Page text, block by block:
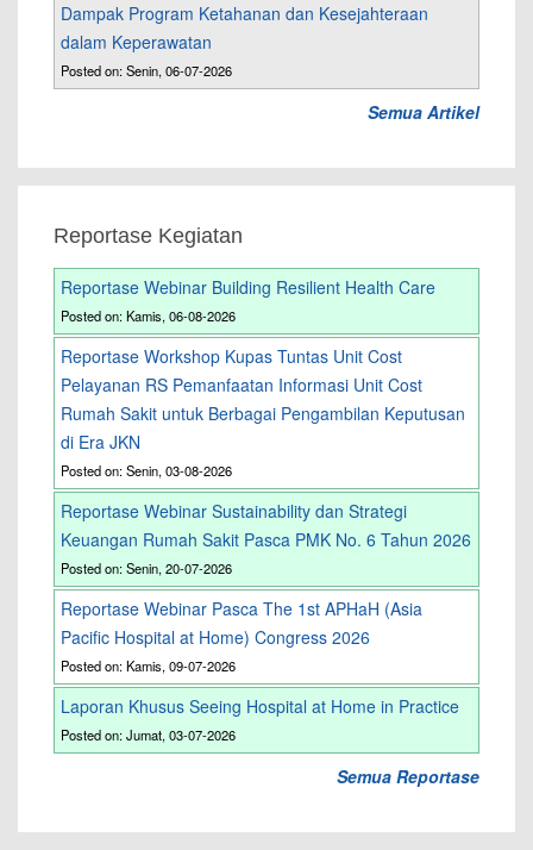
Dampak Program Ketahanan dan Kesejahteraan
dalam Keperawatan
Posted on: Senin, 06-07-2026
Semua Artikel
Reportase Kegiatan
Reportase Webinar Building Resilient Health Care
Posted on: Kamis, 06-08-2026
Reportase Workshop Kupas Tuntas Unit Cost
Pelayanan RS Pemanfaatan Informasi Unit Cost
Rumah Sakit untuk Berbagai Pengambilan Keputusan
di Era JKN
Posted on: Senin, 03-08-2026
Reportase Webinar Sustainability dan Strategi
Keuangan Rumah Sakit Pasca PMK No. 6 Tahun 2026
Posted on: Senin, 20-07-2026
Reportase Webinar Pasca The 1st APHaH (Asia
Pacific Hospital at Home) Congress 2026
Posted on: Kamis, 09-07-2026
Laporan Khusus Seeing Hospital at Home in Practice
Posted on: Jumat, 03-07-2026
Semua Reportase